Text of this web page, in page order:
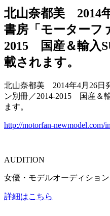
北山奈都美 2014
書房「モーターフ
2015 国産＆輸入
載されます。
北山奈都美 2014年4月26
ン別冊／2014-2015 国産＆
ます。
http://motorfan-newmodel.com/
AUDITION
女優・モデルオーディショ
詳細はこちら